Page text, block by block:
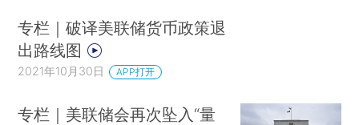
专栏｜破译美联储货币政策退
出路线图
2021年10月30日 APP打开
专栏｜美联储会再次坠入“量